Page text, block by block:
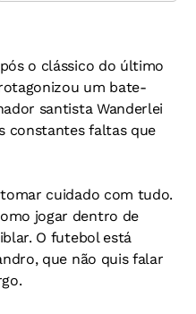
o clássico do último
um bate-
santista Wanderlei
constantes faltas que
cuidado com tudo.
jogar dentro de
O futebol está
que não quis falar